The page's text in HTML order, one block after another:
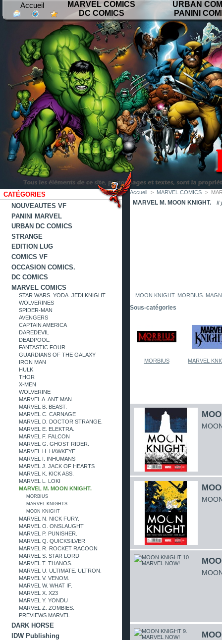
Accueil
MARVEL COMICS
DC COMICS
URBAN
PANINI
contact
plan
du
favoris
CATÉGORIES
NOUVEAUTES VF
PANINI MARVEL
URBAN DC COMICS
STRANGE
EDITION LUG
COMICS VF
OCCASION COMICS.
DC COMICS
MARVEL COMICS
STAR WARS. YODA. JEDI KNIGHT
WOLVERINES
SPIDER-MAN
AVENGERS
CAPTAIN AMERICA
DAREDEVIL
DEADPOOL.
FANTASTIC FOUR
GUARDIANS OF THE GALAXY
IRON MAN
HULK
THOR
X-MEN
WOLVERINE
MARVEL A. ANT MAN.
MARVEL B. BEAST.
MARVEL C. CARNAGE
MARVEL D. DOCTOR STRANGE.
MARVEL E. ELEKTRA.
MARVEL F. FALCON
MARVEL G. GHOST RIDER.
MARVEL H. HAWKEYE
MARVEL I. INHUMANS
MARVEL J. JACK OF HEARTS
MARVEL K. KICK ASS.
MARVEL L. LOKI
MARVEL M. MOON KNIGHT.
MORBIUS
MARVEL KNIGHTS
MOON KNIGHT
MARVEL N. NICK FURY.
MARVEL O. ONSLAUGHT
MARVEL P. PUNISHER.
MARVEL Q. QUICKSILVER
MARVEL R. ROCKET RACOON
MARVEL S. STAR LORD
MARVEL T. THANOS.
MARVEL U. ULTIMATE. ULTRON.
MARVEL V. VENOM.
MARVEL W. WHAT IF.
MARVEL X. X23
MARVEL Y. YONDU
MARVEL Z. ZOMBIES.
PREVIEWS MARVEL
DARK HORSE
IDW Publishing
Accueil > MARVEL COMICS >
MARVEL M. MOON KNIGHT. Il
MOON KNIGHT. MORBIUS.
Sous-catégories
MORBIUS MARVEL